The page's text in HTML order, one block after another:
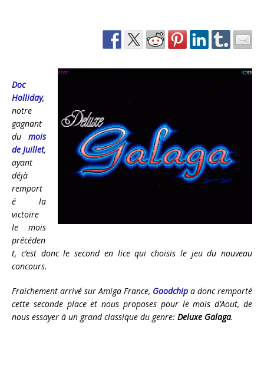
Doc
Holliday,
notre
gagnant
du mois
de Juillet,
ayant
déjà
remport
é la
victoire
le mois
précéden
t, c’est donc le second en lice qui choisis le jeu du nouveau
concours.
Fraichement arrivé sur Amiga France, Goodchip a donc remporté
cette seconde place et nous proposes pour le mois d’Aout, de
nous essayer à un grand classique du genre: Deluxe Galaga.